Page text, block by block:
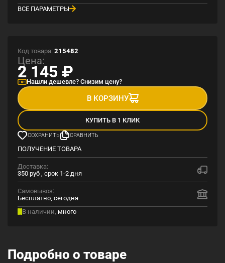
ВСЕ ПАРАМЕТРЫ
Код товара: 215482
Цена:
2 145 ₽
Нашли дешевле? Снизим цену?
В КОРЗИНУ
КУПИТЬ В 1 КЛИК
СОХРАНИТЬ СРАВНИТЬ
ПОЛУЧЕНИЕ ТОВАРА
Доставка:
350 руб , срок 1-2 дня
Самовывоз:
Бесплатно, сегодня
В наличии, много
Подробно о товаре